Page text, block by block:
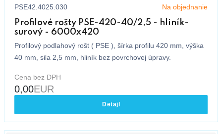
PSE42.4025.030 Na objednanie
Profilové rošty PSE-420-40/2,5 - hliník-
surový - 6000x420
Profilový podlahový rošt ( PSE ), šírka profilu 420 mm, výška
40 mm, sila 2,5 mm, hliník bez povrchovej úpravy.
Cena bez DPH
0,00EUR
Detajl